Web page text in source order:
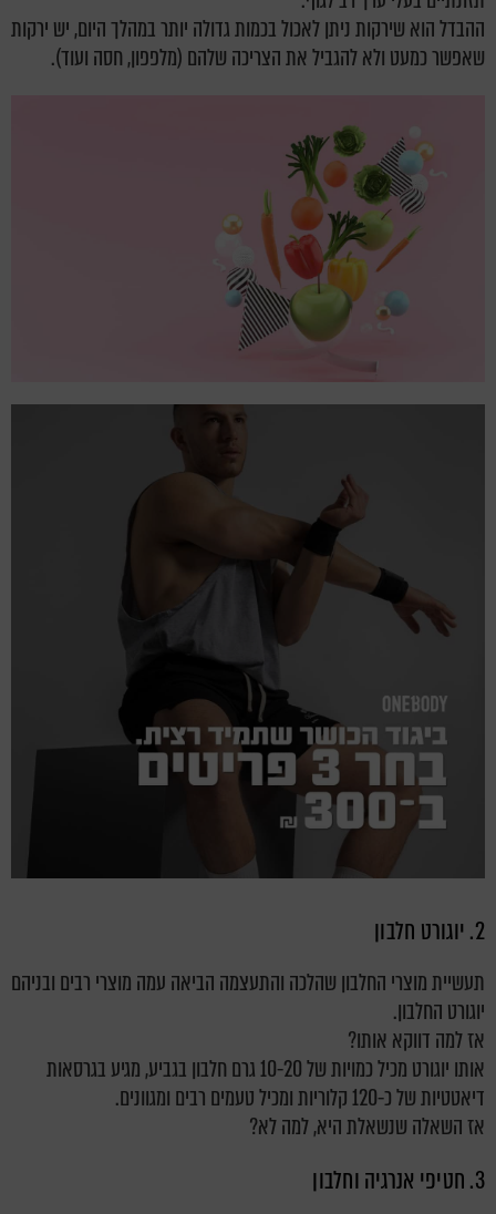
ההבדל הוא שירקות ניתן לאכול בכמות גדולה יותר במהלך היום, יש ירקות
שאפשר כמעט ולא להגביל את הצריכה שלהם (מלפפון, חסה ועוד).
2. יוגורט חלבון
תעשיית מוצרי החלבון שהלכה והתעצמה הביאה עמה מוצרי רבים ובניהם
יוגורט החלבון.
אז למה דווקא אותו?
אותו יוגורט מכיל כמויות של 10-20 גרם חלבון בגביע, מגיע בגרסאות
דיאטטיות של כ-120 קלוריות ומכיל טעמים רבים ומגוונים.
אז השאלה שנשאלת היא, למה לא?
3. חטיפי אנרגיה וחלבון